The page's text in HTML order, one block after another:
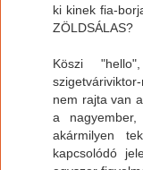
ki kinek fia-
ZÖLDSÁLAS?
Köszi
nem rajta van
a
akármilyen
kapcsolódó